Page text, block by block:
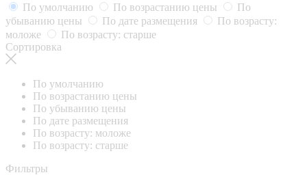
По умолчанию
По возрастанию цены
По
убыванию цены
По дате размещения
По возрасту:
моложе
По возрасту: старше
Сортировка
По умолчанию
По возрастанию цены
По убыванию цены
По дате размещения
По возрасту: моложе
По возрасту: старше
Фильтры